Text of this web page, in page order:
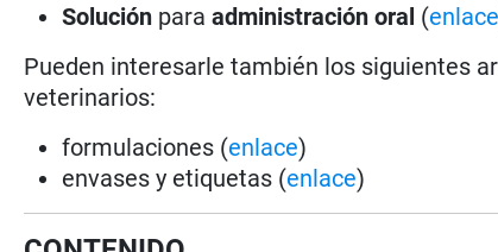
Solución paraadministración oral (
Pueden interesarle también los siguientes
veterinarios:
formulaciones (enlace)
envases y etiquetas (enlace)